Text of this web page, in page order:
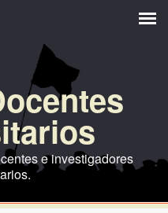
e investigadores